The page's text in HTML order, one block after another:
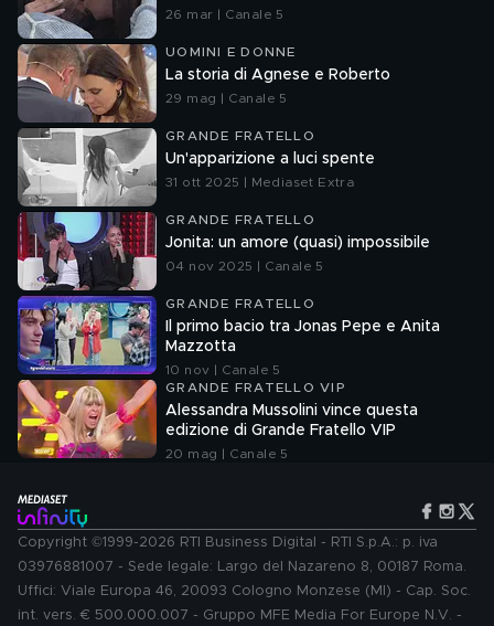
26 mar | Canale 5
UOMINI E DONNE
La storia di Agnese e Roberto
29 mag | Canale 5
GRANDE FRATELLO
Un'apparizione a luci spente
31 ott 2025 | Mediaset Extra
GRANDE FRATELLO
Jonita: un amore (quasi) impossibile
04 nov 2025 | Canale 5
GRANDE FRATELLO
Il primo bacio tra Jonas Pepe e Anita
Mazzotta
10 nov | Canale 5
GRANDE FRATELLO VIP
Alessandra Mussolini vince questa
edizione di Grande Fratello VIP
20 mag | Canale 5
Copyright ©1999-2026 RTI Business Digital - RTI S.p.A.: p. iva
03976881007 - Sede legale: Largo del Nazareno 8, 00187 Roma.
Uffici: Viale Europa 46, 20093 Cologno Monzese (MI) - Cap. Soc.
int. vers. € 500.000.007 - Gruppo MFE Media For Europe N.V. -